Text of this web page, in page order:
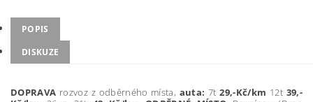
POPIS
DISKUZE
DOPRAVA rozvoz z odběrného místa, auta: 7t29,-Kč/km 12t 39,-